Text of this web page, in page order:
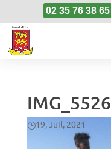
02 35 76 38 65
IMG_5526
19, Juil, 2021